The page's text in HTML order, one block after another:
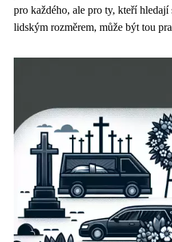
pro každého, ale pro ty, kteří
lidským rozměrem, může být tou